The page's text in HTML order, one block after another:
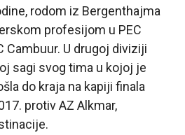
rodom iz Bergenthajma
profesijom u PEC
Cambuur. U drugoj diviziji
sagi svog tima u kojoj je
do kraja na kapiji finala
protiv AZ Alkmar,